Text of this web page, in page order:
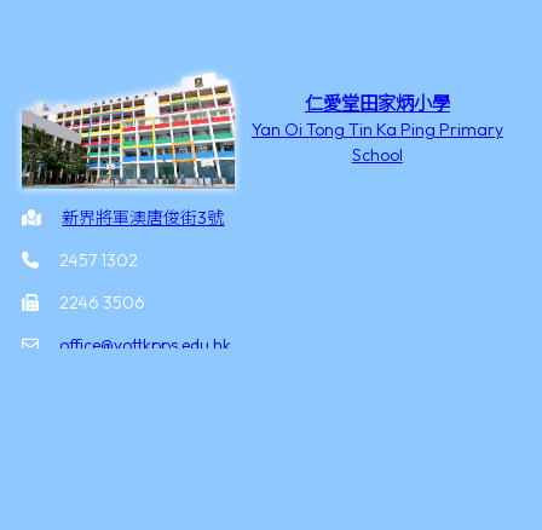
仁愛堂田家炳小學
Yan Oi Tong Tin Ka Ping Primary
School
新界將軍澳唐俊街3號
2457 1302
2246 3506
office@yottkpps.edu.hk